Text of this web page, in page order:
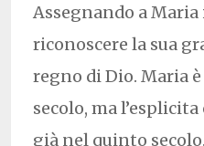
Assegnando a
riconoscere la sua
regno di Dio. Maria
secolo, ma
già nel quinto